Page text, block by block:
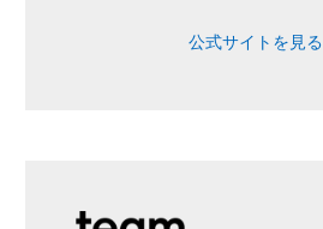
公式サイトを見る